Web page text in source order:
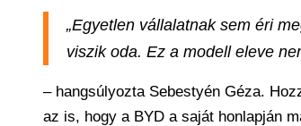
„Egyetlen vállalatnak sem éri
viszik oda. Ez a modell eleve
– hangsúlyozta Sebestyén Géza.
az is, hogy a BYD a saját honlapján